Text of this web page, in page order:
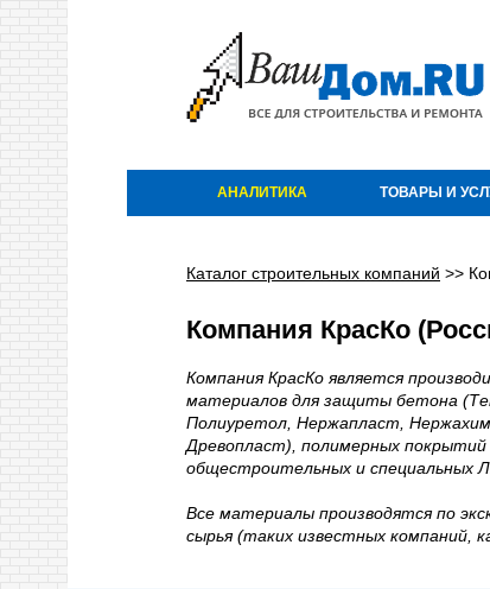
АНАЛИТИКА ТОВАРЫ И
Каталог строительных компаний >>
Компания КрасКо
Компания КрасКо является
материалов для защиты бетона
Полиуретол, Нержапласт,
Древопласт), полимерных
общестроительных и специальных
Все материалы производятся по
сырья (таких известных компаний,